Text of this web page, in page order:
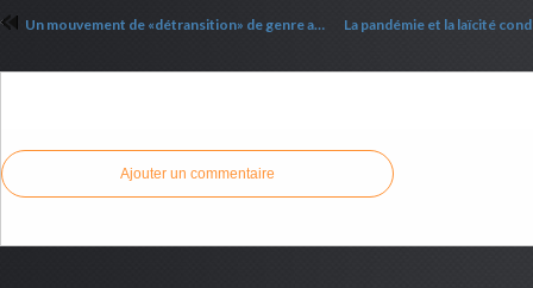
Un mouvement de «détransition» de genre apparaît après des chirurgies hâtives
Ajouter un commentaire